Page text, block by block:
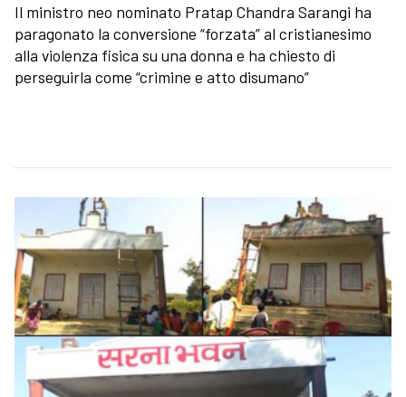
Il ministro neo nominato Pratap Chandra Sarangi ha
paragonato la conversione “forzata” al cristianesimo
alla violenza fisica su una donna e ha chiesto di
perseguirla come “crimine e atto disumano”